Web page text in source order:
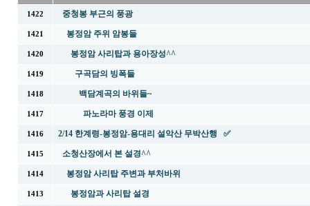
1422 중청봉 부근의 풍광
1421 봉정암 주위 암봉들
1420 봉정암 사리탑과 용아장성^^
1419 구곡담의 빙폭들
1418 백담계곡의 바위들~
1417 파노라마 풍경 이제
1416 2/14 한계령-봉정암-용대리 설악산 무박산행 ✅
1415 소청산장에서 본 설경^^
1414 봉정암 사리탑 주변과 부처바위
1413 봉정암과 사리탑 설경